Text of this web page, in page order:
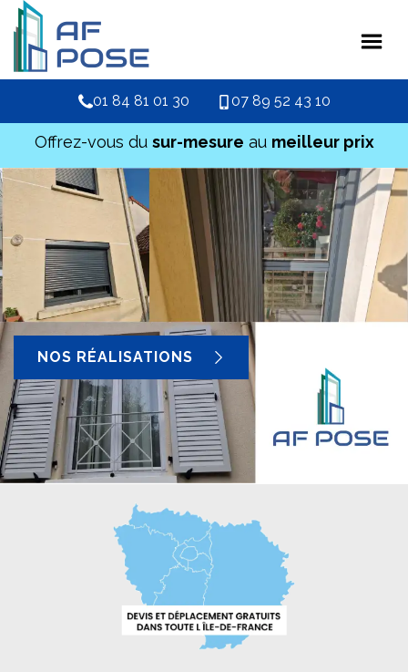
01 84 81 01 30 07 89 52 43 10
Offrez-vous du sur-mesure au meilleur prix
NOS RÉALISATIONS